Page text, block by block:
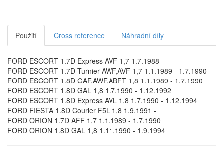
Použití Cross reference Náhradní díly
FORD ESCORT 1.7D Express AVF 1,7 1.7.1988 -
FORD ESCORT 1.7D Turnier AWF,AVF 1,7 1.1.1989 - 1.7.1990
FORD ESCORT 1.8D GAF,AWF,ABFT 1,8 1.1.1989 - 1.7.1990
FORD ESCORT 1.8D GAL 1,8 1.7.1990 - 1.12.1992
FORD ESCORT 1.8D Express AVL 1,8 1.7.1990 - 1.12.1994
FORD FIESTA 1.8D Courier F5L 1,8 1.9.1991 -
FORD ORION 1.7D AFF 1,7 1.1.1989 - 1.7.1990
FORD ORION 1.8D GAL 1,8 1.11.1990 - 1.9.1994